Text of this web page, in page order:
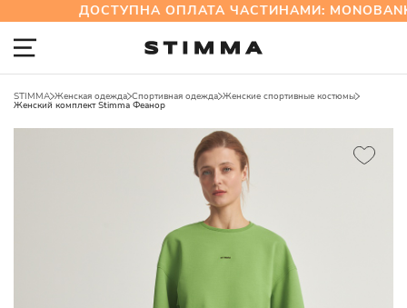
ДОСТУПНА ОПЛАТА ЧАСТИНАМИ:
STIMMA Женская одежда Спортивная одежда Женские спортивные костюмы
Женский комплект Stimma Феанор